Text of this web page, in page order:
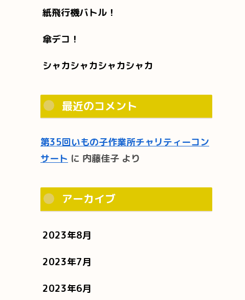
紙飛行機バトル！
傘デコ！
シャカシャカシャカシャカ
最近のコメント
第35回いもの子作業所チャリティーコン
サート に 内藤佳子 より
アーカイブ
2023年8月
2023年7月
2023年6月